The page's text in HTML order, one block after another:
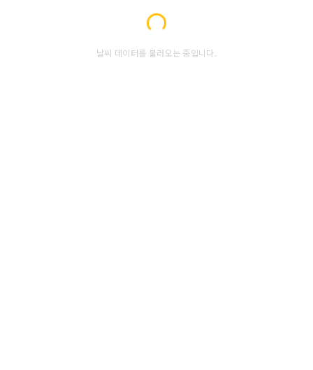
Loading...
날씨 데이터를 불러오는 중입니다.